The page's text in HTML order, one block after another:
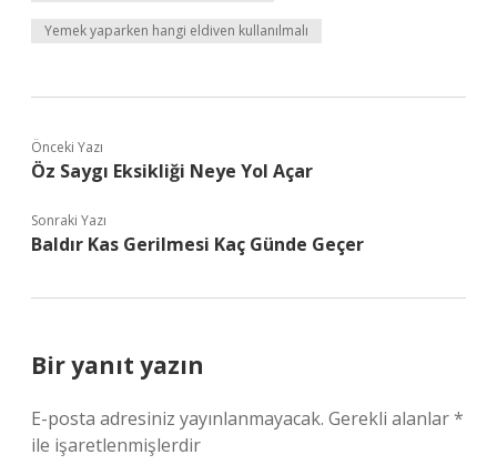
Yemek yaparken hangi eldiven kullanılmalı
Önceki Yazı
Öz Saygı Eksikliği Neye Yol Açar
Sonraki Yazı
Baldır Kas Gerilmesi Kaç Günde Geçer
Bir yanıt yazın
E-posta adresiniz yayınlanmayacak. Gerekli alanlar*
ile işaretlenmişlerdir